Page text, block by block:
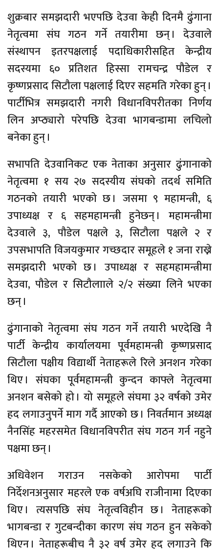
शुक्रबार समझदारी भएपछि देउवा केही दिनमै ढुंगाना
नेतृत्वमा संघ गठन गर्ने तयारीमा छन् । देउवाले
संस्थापन इतरपक्षलाई पदाधिकारीसहित केन्द्रीय
सदस्यमा ६० प्रतिशत हिस्सा रामचन्द्र पौडेल र
कृष्णप्रसाद सिटौला पक्षलाई दिएर सहमति गरेका हुन् ।
पार्टीभित्र समझदारी नगरी विधानविपरीतका निर्णय
लिन अप्ठ्यारो परेपछि देउवा भागबन्डामा लचिलो
बनेका हुन् ।
सभापति देउवानिकट एक नेताका अनुसार ढुंगानाको
नेतृत्वमा १ सय २७ सदस्यीय संघको तदर्थ समिति
गठनको तयारी भएको छ । जसमा ९ महामन्त्री, ६
उपाध्यक्ष र ६ सहमहामन्त्री हुनेछन् । महामन्त्रीमा
देउवाले ३, पौडेल पक्षले ३, सिटौला पक्षले २ र
उपसभापति विजयकुमार गच्छदार समूहले १ जना राख्ने
समझदारी भएको छ । उपाध्यक्ष र सहमहामन्त्रीमा
देउवा, पौडेल र सिटौलााले २/२ संख्या लिने भएका
छन् ।
ढुंगानाको नेतृत्वमा संघ गठन गर्ने तयारी भएदेखि नै
पार्टी केन्द्रीय कार्यालयमा पूर्वमहामन्त्री कृष्णप्रसाद
सिटौला पक्षीय विद्यार्थी नेताहरूले रिले अनशन गरेका
थिए । संघका पूर्वमहामन्त्री कुन्दन काफ्ले नेतृत्वमा
अनशन बसेको हो । यो समूहले संघमा ३२ वर्षको उमेर
हद लगाउनुपर्ने माग गर्दै आएको छ । निवर्तमान अध्यक्ष
नैनसिंह महरसमेत विधानविपरीत संघ गठन गर्न नहुने
पक्षमा छन् ।
अधिवेशन गराउन नसकेको आरोपमा पार्टी
निर्देशनअनुसार महरले एक वर्षअघि राजीनामा दिएका
थिए । त्यसपछि संघ नेतृत्वविहीन छ । नेताहरूको
भागबन्डा र गुटबन्दीका कारण संघ गठन हुन सकेको
थिएन । नेताहरूबीच नै ३२ वर्ष उमेर हद लगाउने कि